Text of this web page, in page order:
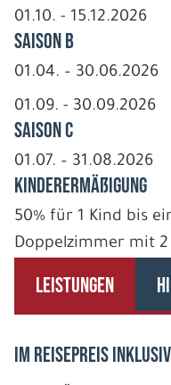
01.10. - 15.12.2026
Saison B
01.04. – 30.06.2026
01.09. -
Saison C
01.07. – 31.08.2026
Kinderermäßigung
50% für 1 Kind bis
Doppelzimmer mit 2
LEISTUNGEN
IM REISEPREIS